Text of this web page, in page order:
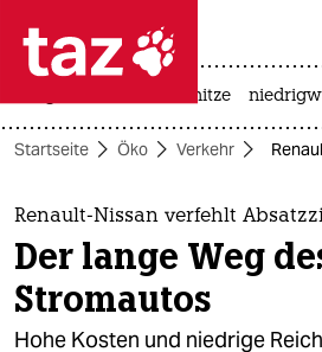
 taz zahl ich
taz zahl ich
themen
politik
öko
hitze
Startseite Öko Verkehr
Renault-Nissan verfehlt
Der lange Weg
Stromautos
Hohe Kosten und niedrige